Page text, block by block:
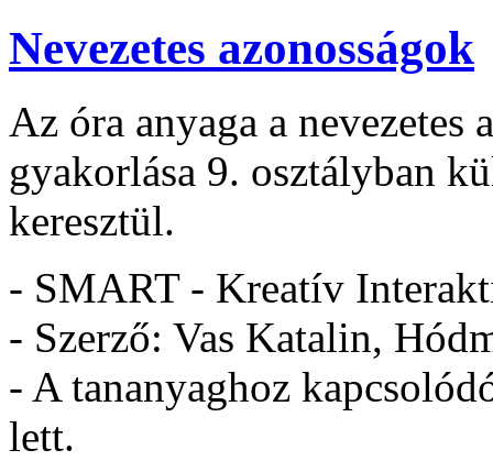
Nevezetes azonosságok
Az óra anyaga a nevezetes
gyakorlása 9. osztályban
keresztül.
- SMART - Kreatív
- Szerző: Vas Katalin,
- A tananyaghoz
lett.